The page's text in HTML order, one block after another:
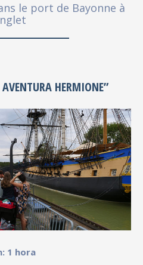
le port de Bayonne à
HERMIONE”
1 hora